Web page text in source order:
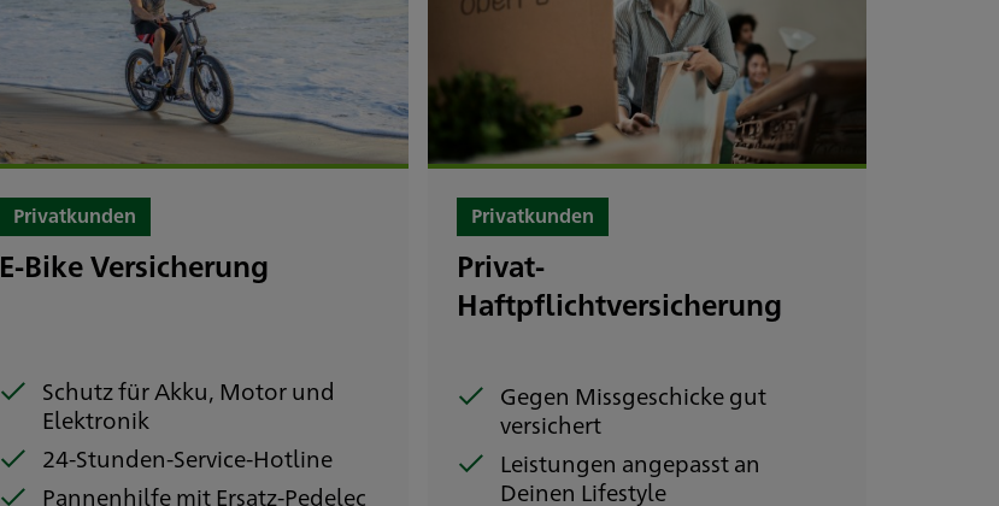
Privatkunden
E-Bike Versicherung
Schutz für Akku, Motor und
Elektronik
24-Stunden-Service-Hotline
Pannenhilfe mit Ersatz-Pedelec
Privatkunden
Privat-
Haftpflichtversicherung
Gegen Missgeschicke gut
versichert
Leistungen angepasst an
Deinen Lifestyle